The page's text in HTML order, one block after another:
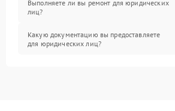
Выполняете ли вы ремонт для юридических
лиц?
Какую документацию вы предоставляете
для юридических лиц?